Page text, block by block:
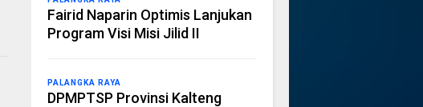
Fairid Naparin Optimis Lanjukan
Program Visi Misi Jilid II
PALANGKA RAYA
DPMPTSP Provinsi Kalteng